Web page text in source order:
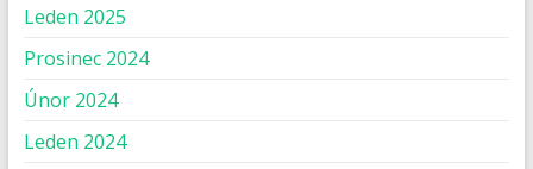
Leden 2025
Prosinec 2024
Únor 2024
Leden 2024